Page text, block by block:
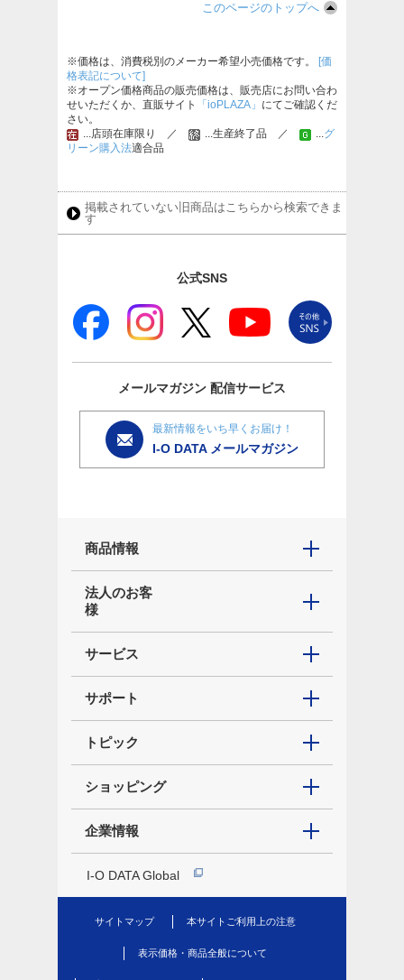
このページのトップへ
※価格は、消費税別のメーカー希望小売価格です。
[価
格表記について]
※オープン価格商品の販売価格は、販売店にお問い合わ
せいただくか、直販サイト
「ioPLAZA」 にてご確認くだ
さい。
...店頭在庫限り ／
...生産終了品 ／ ...グ
リーン購入法適合品
掲載されていない旧商品はこちらから検索できま
す
公式SNS
メールマガジン 配信サービス
最新情報をいち早くお届け！
I-O DATA メールマガジン
商品情報
法人のお客
様
サービス
サポート
トピック
ショッピング
企業情報
I-O DATA Global
サイトマップ 本サイトご利用上の注意
表示価格・商品全般について